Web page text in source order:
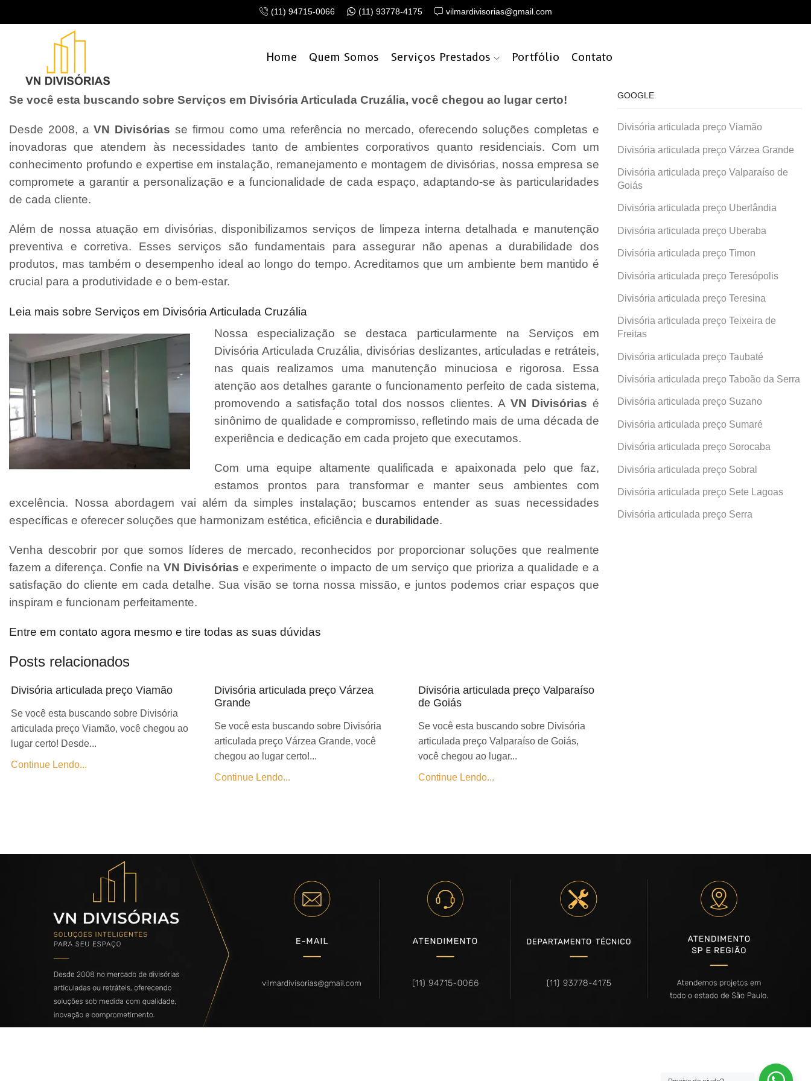
(11) 94715-0066 (11) 93778-4175 vilmardivisorias@gmail.com
Home Quem Somos Serviços Prestados Portfólio Contato
Se você esta buscando sobre Serviços em Divisória Articulada Cruzália, você chegou ao lugar certo!
Desde 2008, aVN Divisórias se firmou como uma referência no mercado, oferecendo soluções completas e
inovadoras que atendem às necessidades tanto de ambientes corporativos quanto residenciais. Com um
conhecimento profundo e expertise em instalação, remanejamento e montagem de divisórias, nossa empresa se
compromete a garantir a personalização e a funcionalidade de cada espaço, adaptando-se às particularidades
de cada cliente.
Além de nossa atuação em divisórias, disponibilizamos serviços de limpeza interna detalhada e manutenção
preventiva e corretiva. Esses serviços são fundamentais para assegurar não apenas a durabilidade dos
produtos, mas também o desempenho ideal ao longo do tempo. Acreditamos que um ambiente bem mantido é
crucial para a produtividade e o bem-estar.
Leia mais sobre Serviços em Divisória Articulada Cruzália
Nossa especialização se destaca particularmente na Serviços em
Divisória Articulada Cruzália, divisórias deslizantes, articuladas e retráteis,
nas quais realizamos uma manutenção minuciosa e rigorosa. Essa
atenção aos detalhes garante o funcionamento perfeito de cada sistema,
promovendo a satisfação total dos nossos clientes. A VN Divisórias é
sinônimo de qualidade e compromisso, refletindo mais de uma década de
experiência e dedicação em cada projeto que executamos.
Com uma equipe altamente qualificada e apaixonada pelo que faz,
estamos prontos para transformar e manter seus ambientes com
excelência. Nossa abordagem vai além da simples instalação; buscamos entender as suas necessidades
específicas e oferecer soluções que harmonizam estética, eficiência e durabilidade.
Venha descobrir por que somos líderes de mercado, reconhecidos por proporcionar soluções que realmente
fazem a diferença. Confie na VN Divisórias e experimente o impacto de um serviço que prioriza a qualidade e a
satisfação do cliente em cada detalhe. Sua visão se torna nossa missão, e juntos podemos criar espaços que
inspiram e funcionam perfeitamente.
Entre em contato agora mesmo e tire todas as suas dúvidas
Posts relacionados
Divisória articulada preço Viamão
Se você esta buscando sobre Divisória
articulada preço Viamão, você chegou ao
lugar certo! Desde...
Continue Lendo...
Divisória articulada preço Várzea
Grande
Se você esta buscando sobre Divisória
articulada preço Várzea Grande, você
chegou ao lugar certo!...
Continue Lendo...
Divisória articulada preço Valparaíso
de Goiás
Se você esta buscando sobre Divisória
articulada preço Valparaíso de Goiás,
você chegou ao lugar...
Continue Lendo...
GOOGLE
Divisória articulada preço Viamão
Divisória articulada preço Várzea Grande
Divisória articulada preço Valparaíso de
Goiás
Divisória articulada preço Uberlândia
Divisória articulada preço Uberaba
Divisória articulada preço Timon
Divisória articulada preço Teresópolis
Divisória articulada preço Teresina
Divisória articulada preço Teixeira de
Freitas
Divisória articulada preço Taubaté
Divisória articulada preço Taboão da Serra
Divisória articulada preço Suzano
Divisória articulada preço Sumaré
Divisória articulada preço Sorocaba
Divisória articulada preço Sobral
Divisória articulada preço Sete Lagoas
Divisória articulada preço Serra